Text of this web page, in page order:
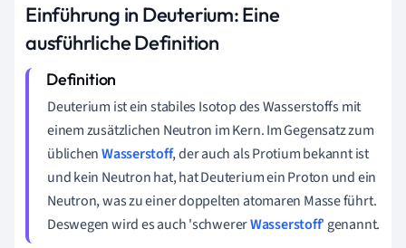
Einführung in Deuterium: Eine
ausführliche Definition
Deuterium ist ein stabiles Isotop des Wasserstoffs mit
einem zusätzlichen Neutron im Kern. Im Gegensatz zum
üblichenWasserstoff, der auch als Protium bekannt ist
und kein Neutron hat, hat Deuterium ein Proton und ein
Neutron, was zu einer doppelten atomaren Masse führt.
Deswegen wird es auch 'schwererWasserstoff' genannt.